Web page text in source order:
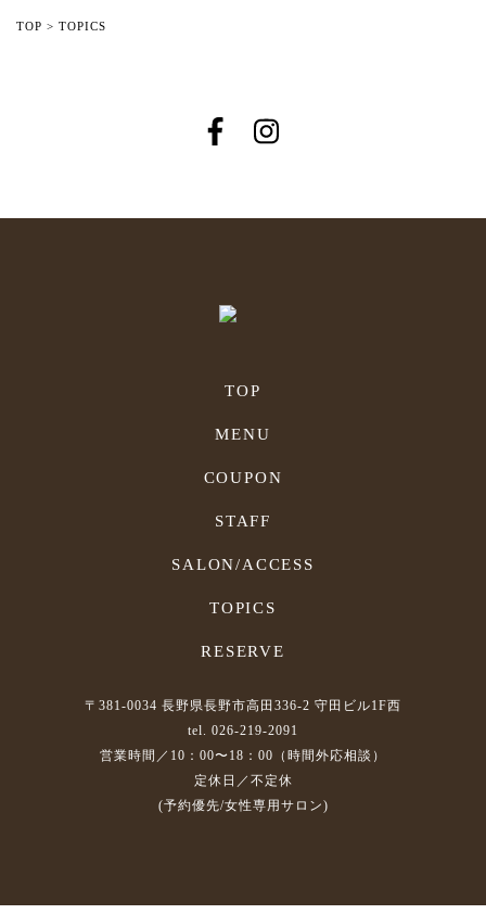
TOP > TOPICS
TOP
MENU
COUPON
STAFF
SALON/ACCESS
TOPICS
RESERVE
〒381-0034 長野県長野市高田336-2 守田ビル1F西
tel. 026-219-2091
営業時間／10：00〜18：00（時間外応相談）
定休日／不定休
(予約優先/女性専用サロン)